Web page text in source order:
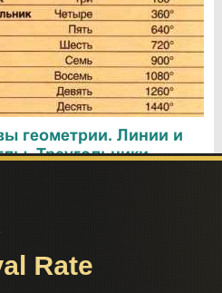
геометрии. Линии и
Треугольники